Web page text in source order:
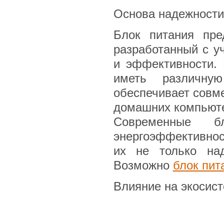
Основа надежности
Блок питания
разработанный с
и эффективности.
иметь
обеспечивает
домашних
Современные
их не только
Возможно блок
Влияние на